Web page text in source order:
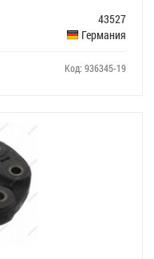
43527
Германия
Код: 936345-19